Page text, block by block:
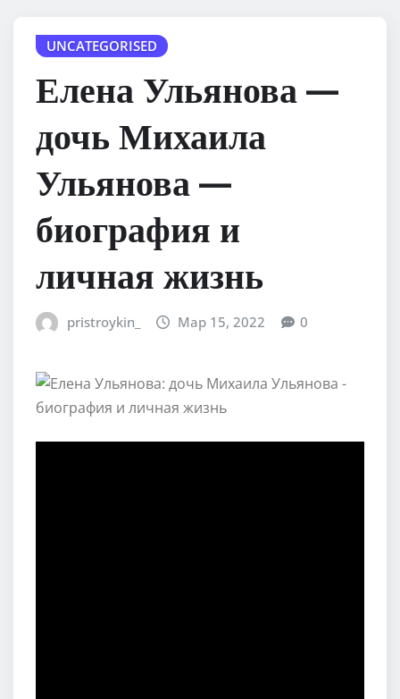
UNCATEGORISED
Елена Ульянова —
дочь Михаила
Ульянова —
биография и
личная жизнь
pristroykin_ Мар 15, 2022 0